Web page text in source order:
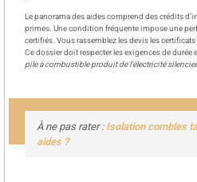
Le panorama des aides comprend des crédits
primes. Une condition fréquente impose une
certifiés. Vous rassemblez les devis les
Ce dossier doit respecter les exigences de
pile à combustible produit de l’électricité
À ne pas rater :Isolation combles
aides ?